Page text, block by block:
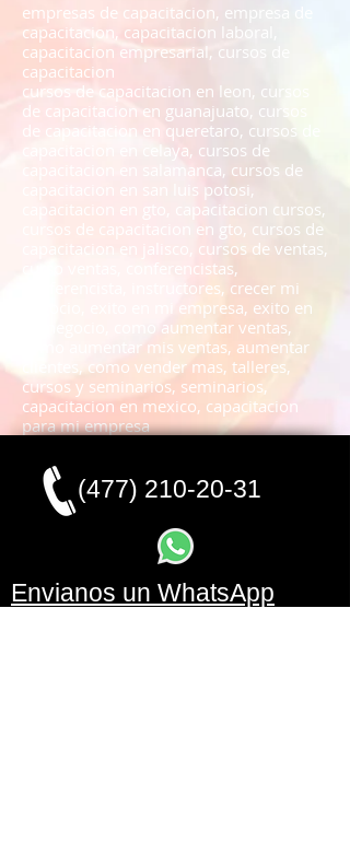
empresas de capacitacion, empresa de
capacitacion, capacitacion laboral,
capacitacion empresarial, cursos de
capacitacion
cursos de capacitacion en leon, cursos
de capacitacion en guanajuato, cursos
de capacitacion en queretaro, cursos de
capacitacion en celaya, cursos de
capacitacion en salamanca, cursos de
capacitacion en san luis potosi,
capacitacion en gto, capacitacion cursos,
cursos de capacitacion en gto, cursos de
capacitacion en jalisco, cursos de ventas,
curso ventas, conferencistas,
conferencista, instructores, crecer mi
negocio, exito en mi empresa, exito en
mi negocio, como aumentar ventas,
como aumentar mis ventas, aumentar
clientes, como vender mas, talleres,
cursos y seminarios, seminarios,
capacitacion en mexico, capacitacion
para mi empresa
(477) 210-20-31
Envianos un WhatsApp